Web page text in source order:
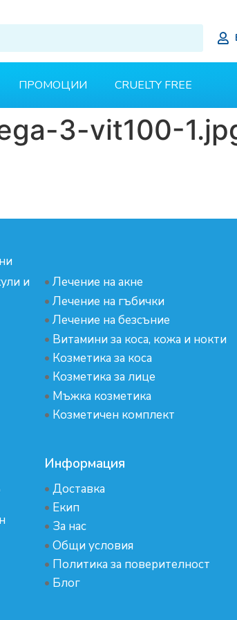
ПРОМОЦИИ CRUELTY FREE
3-vit100-
и • Лечение на акне
• Лечение на гъбички
• Лечение на безсъние
• Витамини за коса, кожа и нокти
• Козметика за коса
• Козметика за лице
• Мъжка козметика
• Козметичен комплект
Информация
• Доставка
• Екип
• За нас
• Общи условия
• Политика за поверителност
• Блог